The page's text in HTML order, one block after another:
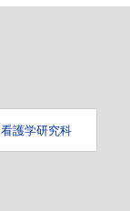
看護学研究科